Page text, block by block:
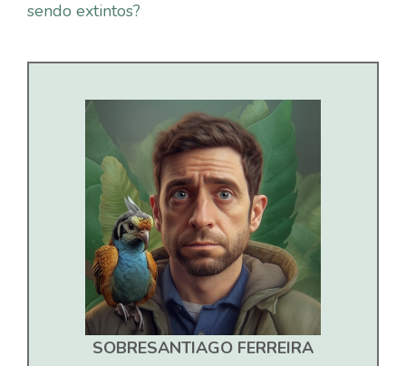
sendo extintos?
SOBRESANTIAGO FERREIRA